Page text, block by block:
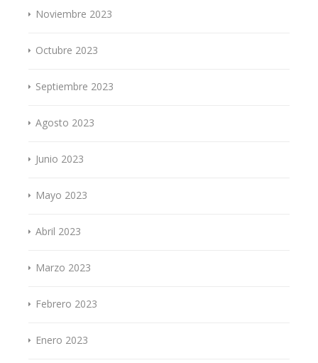
Noviembre 2023
Octubre 2023
Septiembre 2023
Agosto 2023
Junio 2023
Mayo 2023
Abril 2023
Marzo 2023
Febrero 2023
Enero 2023